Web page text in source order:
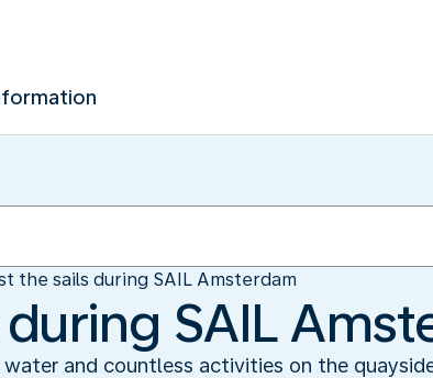
the sails during SAIL Amsterdam
SAIL
and countless activities on the